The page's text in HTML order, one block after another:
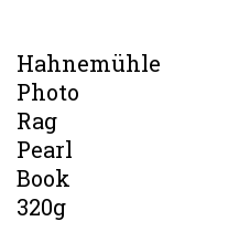
Hahnemühle
Photo
Rag
Pearl
Book
320g